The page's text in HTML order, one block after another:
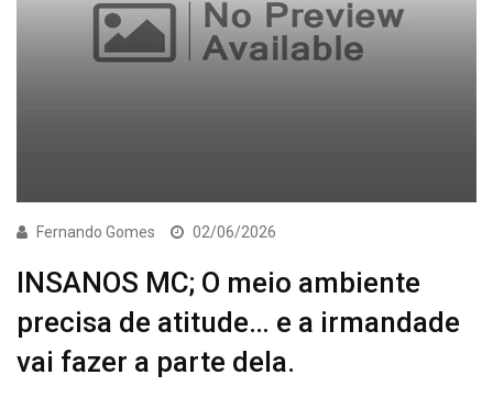
Fernando Gomes 02/06/2026
INSANOS MC; O meio ambiente
precisa de atitude… e a irmandade
vai fazer a parte dela.